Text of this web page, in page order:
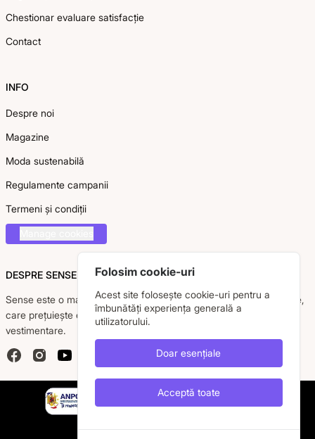
Chestionar evaluare satisfacție
Contact
INFO
Despre noi
Magazine
Moda sustenabilă
Regulamente campanii
Termeni și condiții
DESPRE SENSE
Sense este o marcă românească dedicată femeii moderne, active,
care prețuiește eleganța, confortul și calitatea pieselor
vestimentare.
FacebookInstagramYouTube
Folosim cookie-uri
Acest site folosește cookie-uri pentru a
îmbunătăți experiența generală a
utilizatorului.
Doar esențiale
Acceptă toate